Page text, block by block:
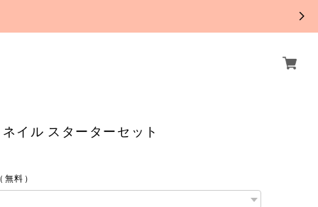
イル スターターセット
料）